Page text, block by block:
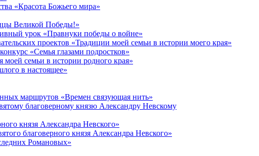
«Красота Божьего мира»
Великой Победы!»
урок «Правнуки победы о войне»
проектов «Традиции моей семьи в истории моего края»
«Семья глазами подростков»
семьи в истории родного края»
в настоящее»
маршрутов «Времен связующая нить»
благоверному князю Александру Невскому
князя Александра Невского»
благоверного князя Александра Невского»
Романовых»